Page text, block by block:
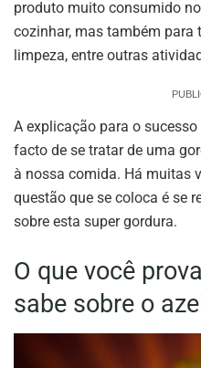
produto muito consumido
cozinhar, mas também para
limpeza, entre outras
A explicação para o
facto de se tratar de uma
à nossa comida. Há muitas
questão que se coloca é se
sobre esta super gordura.
O que você
sabe sobre o